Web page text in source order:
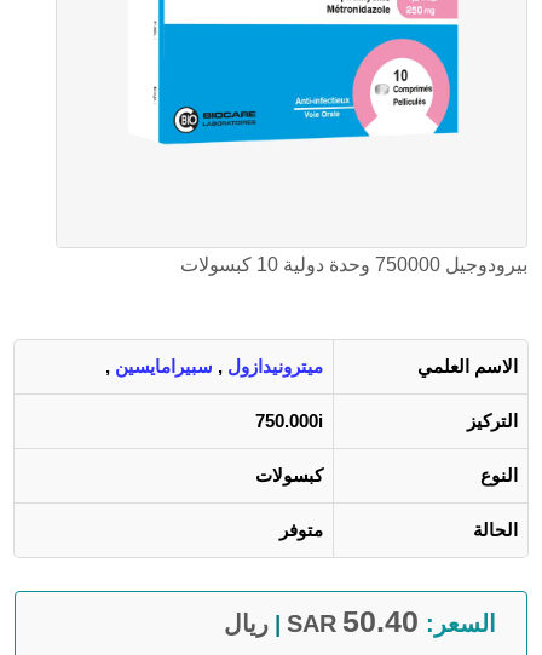
بيرودوجيل 750000 وحدة دولية 10 كبسولات
الاسم العلمي ميترونيدازول , سبيرامايسين ,
التركيز 750.000i
النوع كبسولات
الحالة متوفر
السعر: 50.40
SAR ريال